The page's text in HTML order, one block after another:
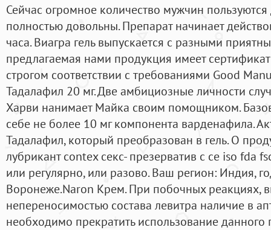
Сейчас огромное количество мужчин
полностью довольны. Препарат начинает
часа. Виагра гель выпускается с разными
предлагаемая нами продукция имеет
строгом соответствии с требованиями Good
Тадалафил 20 мг. Две амбициозные личности
Харви нанимает Майка своим помощником.
себе не более 10 мг компонента варденафила.
Тадалафил, который преобразован в гель. О
лубрикант contex секс- презерватив с ce iso fda
или регулярно, или разово. Ваш регион: Индия,
Воронеже.Naron Крем. При побочных реакциях,
непереносимостью состава левитра наличие в
необходимо прекратить использование данного